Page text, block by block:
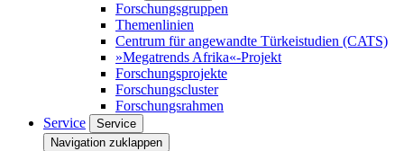
Forschungsgruppen
Themenlinien
Centrum für angewandte Türkeistudien (CATS)
»Megatrends Afrika«-Projekt
Forschungsprojekte
Forschungscluster
Forschungsrahmen
Service
Service
Navigation zuklappen